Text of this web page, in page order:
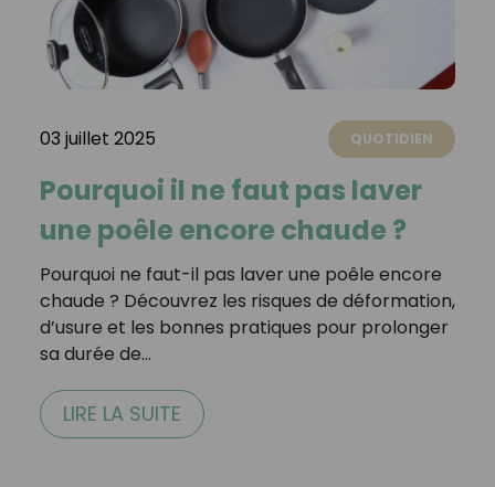
03 juillet 2025 QUOTIDIEN
Pourquoi il ne faut pas laver
une poêle encore chaude ?
Pourquoi ne faut-il pas laver une poêle encore
chaude ? Découvrez les risques de déformation,
d’usure et les bonnes pratiques pour prolonger
sa durée de…
LIRE LA SUITE